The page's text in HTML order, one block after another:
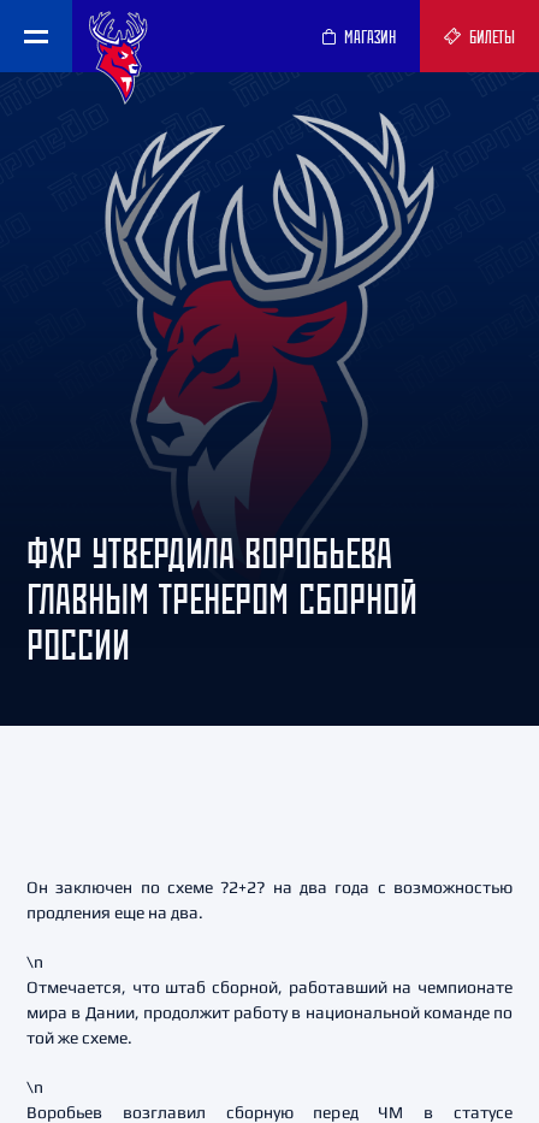
МАГАЗИН БИЛЕТЫ
ФХР УТВЕРДИЛА ВОРОБЬЕВА
ГЛАВНЫМ ТРЕНЕРОМ СБОРНОЙ
РОССИИ
Он заключен по схеме ?2+2? на два года с возможностью
продления еще на два.
\n
Отмечается, что штаб сборной, работавший на чемпионате
мира в Дании, продолжит работу в национальной команде по
той же схеме.
\n
Воробьев возглавил сборную перед ЧМ в статусе